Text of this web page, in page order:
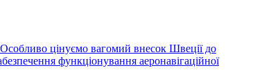
цінуємо вагомий внесок Швеції до
функціонування аеронавігаційної